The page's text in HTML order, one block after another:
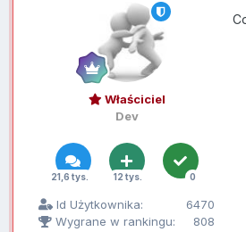
Właściciel
Dev
21,6 tys. 12 tys. 0
Id Użytkownika:
6470
Wygrane w rankingu:
808